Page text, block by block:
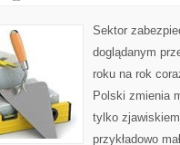
Sektor
doglądanym
roku na rok
Polski zmienia
tylko
przykładowo